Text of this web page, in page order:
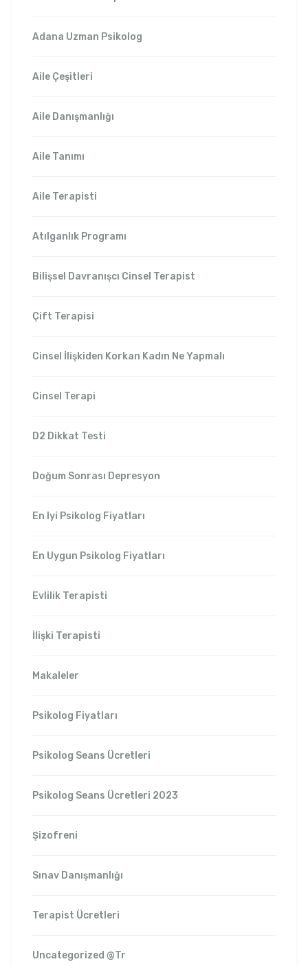
Adana Uzman Psikolog
Aile Çeşitleri
Aile Danışmanlığı
Aile Tanımı
Aile Terapisti
Atılganlık Programı
Bilişsel Davranışcı Cinsel Terapist
Çift Terapisi
Cinsel İlişkiden Korkan Kadın Ne Yapmalı
Cinsel Terapi
D2 Dikkat Testi
Doğum Sonrası Depresyon
En Iyi Psikolog Fiyatları
En Uygun Psikolog Fiyatları
Evlilik Terapisti
İlişki Terapisti
Makaleler
Psikolog Fiyatları
Psikolog Seans Ücretleri
Psikolog Seans Ücretleri 2023
Şizofreni
Sınav Danışmanlığı
Terapist Ücretleri
Uncategorized @tr